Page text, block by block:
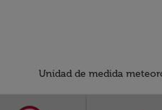
Unidad de medida